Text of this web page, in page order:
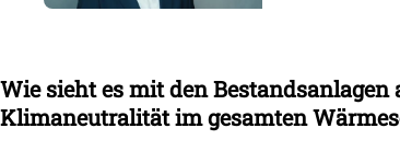
Wie sieht es mit den Bestandsanlagen
Klimaneutralität im gesamten